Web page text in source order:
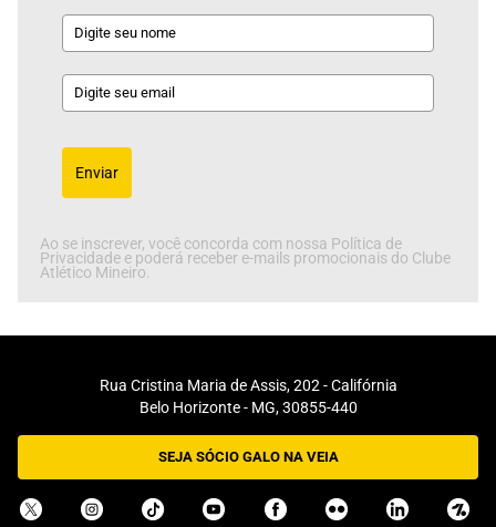
Enviar
Ao se inscrever, você concorda com nossa Política de
Privacidade e poderá receber e-mails promocionais do Clube
Atlético Mineiro.
Rua Cristina Maria de Assis, 202 - Califórnia
Belo Horizonte - MG, 30855-440
SEJA SÓCIO GALO NA VEIA